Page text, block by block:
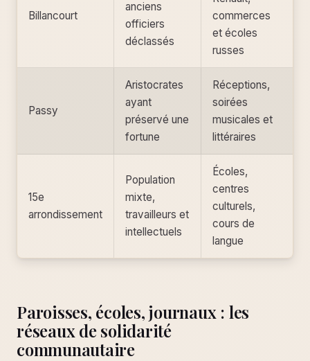
Billancourt
anciens
officiers
déclassés
commerces
et écoles
russes
Passy
Aristocrates
ayant
préservé une
fortune
Réceptions,
soirées
musicales et
littéraires
15e
arrondissement
Population
mixte,
travailleurs et
intellectuels
Écoles,
centres
culturels,
cours de
langue
Paroisses, écoles, journaux : les
réseaux de solidarité
communautaire